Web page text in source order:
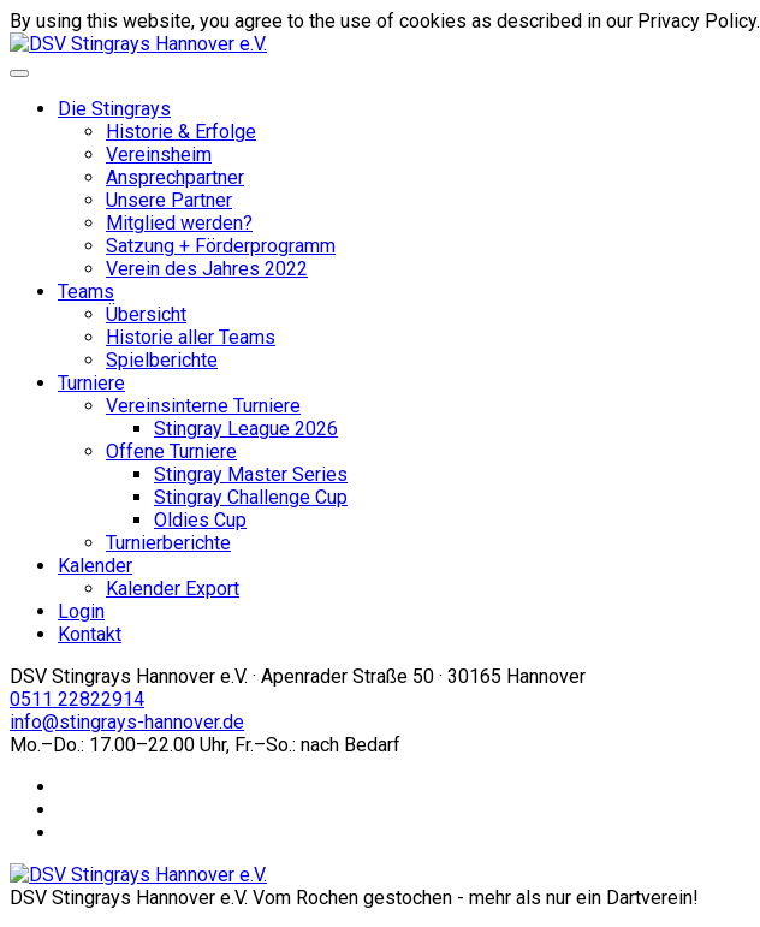
By using this website, you agree to the use of cookies as described in our Privacy Policy.
Die Stingrays
Historie & Erfolge
Vereinsheim
Ansprechpartner
Unsere Partner
Mitglied werden?
Satzung + Förderprogramm
Verein des Jahres 2022
Teams
Übersicht
Historie aller Teams
Spielberichte
Turniere
Vereinsinterne Turniere
Stingray League 2026
Offene Turniere
Stingray Master Series
Stingray Challenge Cup
Oldies Cup
Turnierberichte
Kalender
Kalender Export
Login
Kontakt
DSV Stingrays Hannover e.V. · Apenrader Straße 50 · 30165 Hannover
0511 22822914
info@stingrays-hannover.de
Mo.–Do.: 17.00–22.00 Uhr, Fr.–So.: nach Bedarf
DSV Stingrays Hannover e.V. Vom Rochen gestochen - mehr als nur ein Dartverein!